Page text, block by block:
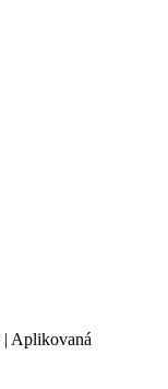
| Aplikovaná